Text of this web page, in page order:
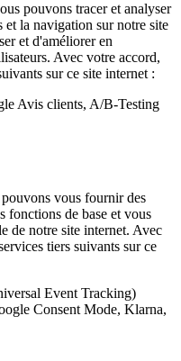
pouvons tracer et analyser
et la navigation sur notre site
et d'améliorer en
Avec votre accord,
sur ce site internet :
Avis clients, A/B-Testing
vous fournir des
fonctions de base et vous
de notre site internet. Avec
tiers suivants sur ce
Event Tracking)
Consent Mode, Klarna,